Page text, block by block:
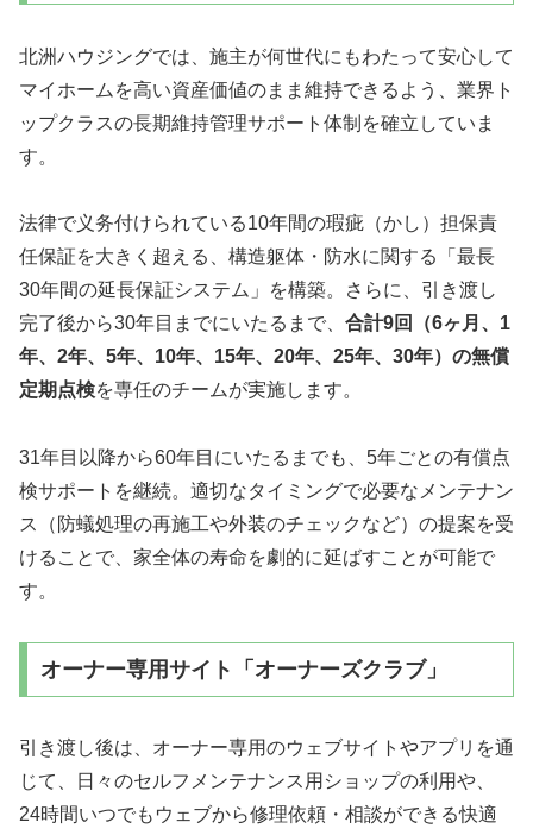
北洲ハウジングでは、施主が何世代にもわたって安心して
マイホームを高い資産価値のまま維持できるよう、業界ト
ップクラスの長期維持管理サポート体制を確立していま
す。
法律で义务付けられている10年間の瑕疵（かし）担保責
任保証を大きく超える、構造躯体・防水に関する「最長
30年間の延長保証システム」を構築。さらに、引き渡し
完了後から30年目までにいたるまで、 合計9回（6ヶ月、1
年、2年、5年、10年、15年、20年、25年、30年）の無償
定期点検を専任のチームが実施します。
31年目以降から60年目にいたるまでも、5年ごとの有償点
検サポートを継続。適切なタイミングで必要なメンテナン
ス（防蟻処理の再施工や外装のチェックなど）の提案を受
けることで、家全体の寿命を劇的に延ばすことが可能で
す。
オーナー専用サイト「オーナーズクラブ」
引き渡し後は、オーナー専用のウェブサイトやアプリを通
じて、日々のセルフメンテナンス用ショップの利用や、
24時間いつでもウェブから修理依頼・相談ができる快適